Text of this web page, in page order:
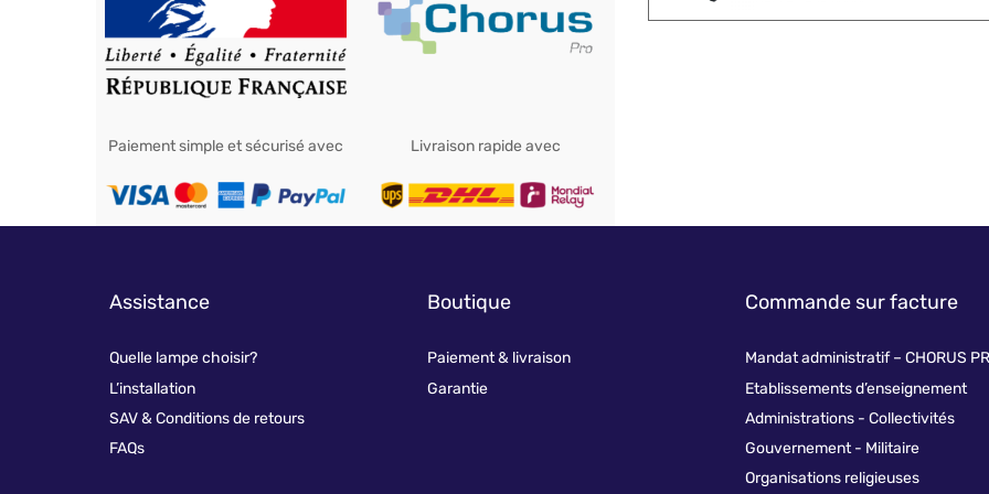
Pour offrir
cookies
Paiement simple et sécurisé avec Livraison rapide avec
Assistance
Quelle lampe choisir?
L’installation
SAV & Conditions de retours
FAQs
Boutique
Paiement & livraison
Garantie
Commande sur facture
Mandat administratif – CHORUS
Etablissements d’enseignement
Administrations - Collectivités
Gouvernement - Militaire
Organisations religieuses